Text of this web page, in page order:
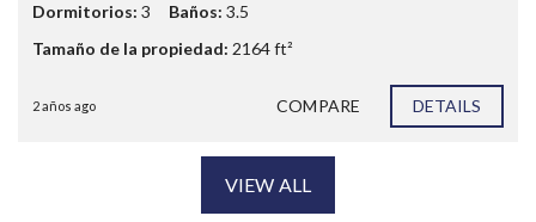
Dormitorios: 3 Baños: 3.5
Tamaño de la propiedad: 2164 ft²
2 años ago COMPARE DETAILS
VIEW ALL